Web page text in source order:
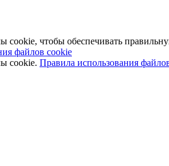
чтобы обеспечивать
файлов cookie
cookie. Правила использования